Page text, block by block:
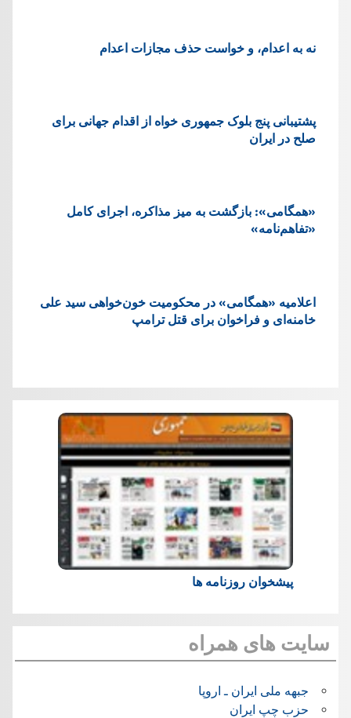
نه به اعدام، و خواست حذف مجازات اعدام
پشتيبانی پنج بلوک جمهوری خواه از اقدام جهانی برای
صلح در ایران
«همگامی»: بازگشت به میز مذاکره، اجرای کامل
«تفاهم‌نامه»
اعلامیه «همگامی» در محکومیت خون‌خواهی سید علی
خامنه‌ای و فراخوان برای قتل ترامپ
پیشخوان روزنامه ها
سایت های همراه
جبهه ملی ایران ـ اروپا
حزب چپ ایران